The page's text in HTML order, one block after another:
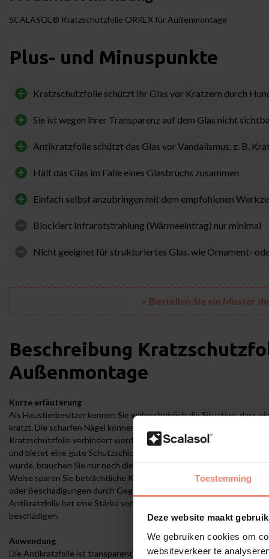
Toestemming
Deze website maakt
We gebruiken cookies om
websiteverkeer te
SCALASOL® Kratzschutzfolie ORREX für Außenmontage
Plus- und Minuspunkte
Kratzschutzfolie schützt Ihr Glas vor Kratzern durch
Sie ist wegen ihrer Transparenz auf dem Glas nicht
Antikratzfolie schützt das Glas vor Vandalismus, z. B.
Hält das Glas im Falle eines Glasbruchs zusammen
Einfach selbst anzubringen mit dem empfohlenen
Blockiert Infrarotstrahlung (Wärmeeintrag) nur minimal
Nicht geeignet für strukturiertes Glas, wie Ornament-
> Bestellen Sie ein Muster
Beschreibung
Außenmontage
Kurze erläuterung
Als Haustierbesitzer kennen Sie wahrscheinlich die Situation, dass
kratzt. Die scharfen Nägel können Ihr Glas irreparabel beschädigen.
Kratzschutzfolie verhindert werden. Kratzschutzfolie ORREX muss
und bietet eine gute Schutzschicht. Wenn durch Hunde oder z. B.
wurde, brauchen Sie nur noch die Folie vom Glas abzuziehen. Die
Weise sparen Sie beträchtliche Kosten für neues Glas. Möchten Sie
oder Beschädigungen durch Gegenstände schützen? Dann ist die
Antikratzfolie hat eine Stärke von 120 Mikrometern, wodurch es
beschädigen.
Anwendung
Die Antikratzfolie ist transparent, sodass sie die Sicht von innen